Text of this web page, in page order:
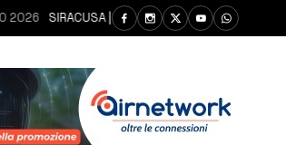
SIRACUSA | SIANO MESSI A DISPOSIZIONE DEL